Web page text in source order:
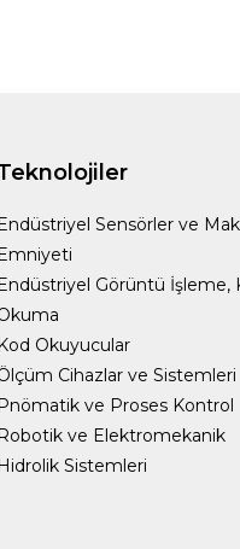
Endüstriyel Sensörler ve
Emniyeti
Endüstriyel Görüntü İşleme,
Kod Okuyucular
Cihazlar ve Sistemleri
Pnömatik ve Proses Kontrol
Robotik ve Elektromekanik
Hidrolik Sistemleri